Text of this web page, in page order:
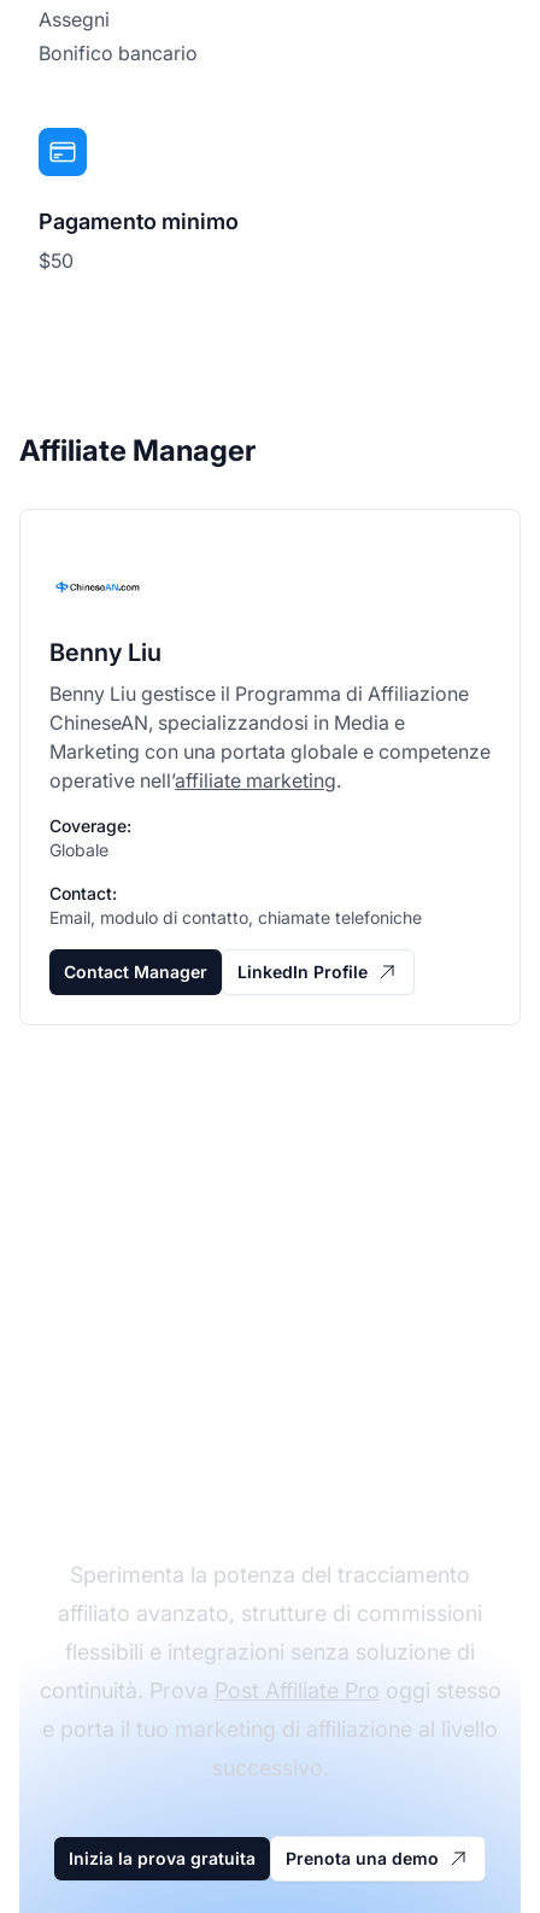
Assegni
Bonifico bancario
Pagamento minimo
$50
Affiliate Manager
Benny Liu
Benny Liu gestisce il Programma di Affiliazione
ChineseAN, specializzandosi in Media e
Marketing con una portata globale e competenze
operative nell’affiliate marketing.
Coverage:
Globale
Contact:
Email, modulo di contatto, chiamate telefoniche
Contact Manager LinkedIn Profile
Sperimenta la potenza del tracciamento
affiliato avanzato, strutture di commissioni
flessibili e integrazioni senza soluzione di
continuità. Prova Post Affiliate Pro oggi stesso
e porta il tuo marketing di affiliazione al livello
successivo.
Inizia la prova gratuita Prenota una demo